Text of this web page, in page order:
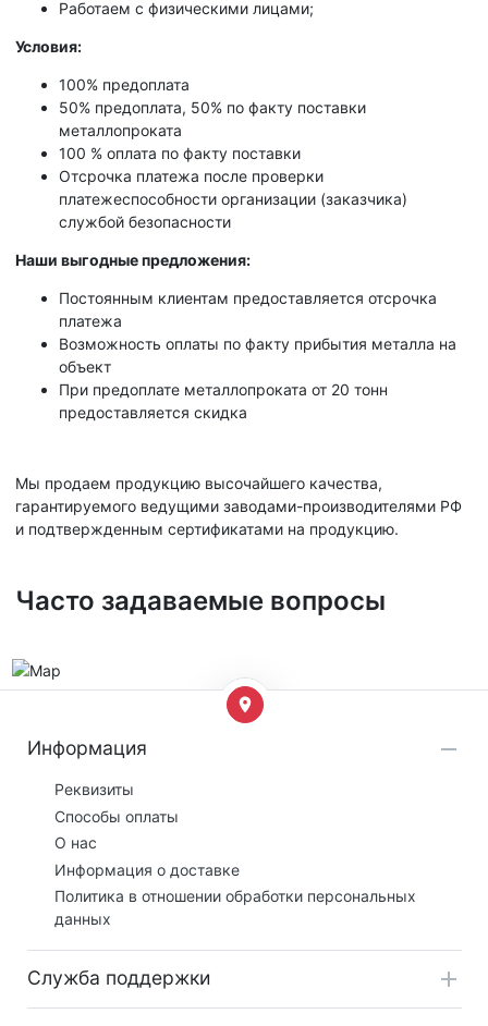
Работаем с физическими лицами;
Условия:
100% предоплата
50% предоплата, 50% по факту поставки
металлопроката
100 % оплата по факту поставки
Отсрочка платежа после проверки
платежеспособности организации (заказчика)
службой безопасности
Наши выгодные предложения:
Постоянным клиентам предоставляется отсрочка
платежа
Возможность оплаты по факту прибытия металла на
объект
При предоплате металлопроката от 20 тонн
предоставляется скидка
Мы продаем продукцию высочайшего качества,
гарантируемого ведущими заводами-производителями РФ
и подтвержденным сертификатами на продукцию.
Часто задаваемые вопросы
Информация
Реквизиты
Способы оплаты
О нас
Информация о доставке
Политика в отношении обработки персональных
данных
Служба поддержки